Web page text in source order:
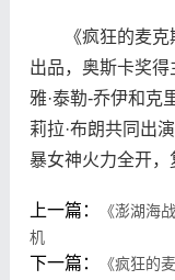
《疯狂的麦克斯
出品，奥斯卡奖得
雅·泰勒-乔伊和克
莉拉·布朗共同出
暴女神火力全开，
上一篇：
《澎湖海
机
下一篇：
《疯狂的